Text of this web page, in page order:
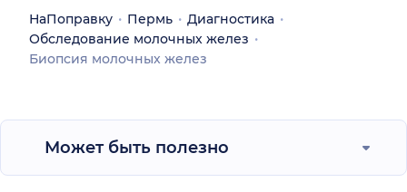
НаПоправку Пермь
Диагностика
Обследование молочных желез
Биопсия молочных желез
Может быть полезно